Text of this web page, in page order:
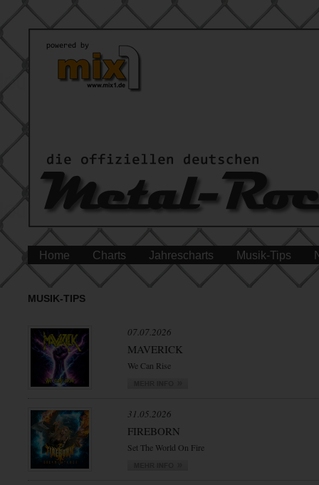
Home Charts Jahrescharts Musik-Tips
MUSIK-TIPS
07.07.2026
MAVERICK
We Can Rise
31.05.2026
FIREBORN
Set The World On Fire